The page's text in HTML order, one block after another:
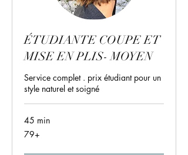
ÉTUDIANTE COUPE ET
MISE EN PLIS- MOYEN
Service complet . prix étudiant pour un
style naturel et soigné
45 min
79+
79+